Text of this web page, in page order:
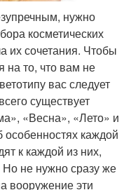
нужно
косметических
их сочетания. Чтобы
на то, что вам не
вас следует
существует
«Весна», «Лето» и
каждой
к каждой из них,
Но не нужно сразу же
вооружение эти